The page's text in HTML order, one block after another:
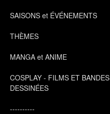
SAISONS et ÉVÉNEMENTS
THÈMES
MANGA et ANIME
COSPLAY - FILMS ET BANDES
DESSINÉES
----------